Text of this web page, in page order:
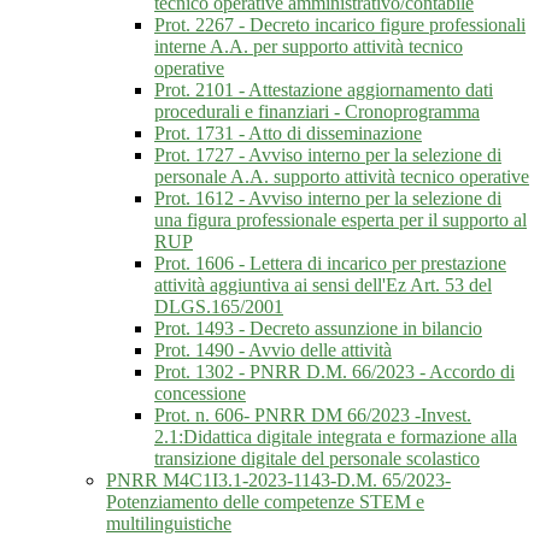
Prot. 2267 - Decreto incarico figure professionali
interne A.A. per supporto attività tecnico
operative
Prot. 2101 - Attestazione aggiornamento dati
procedurali e finanziari - Cronoprogramma
Prot. 1731 - Atto di disseminazione
Prot. 1727 - Avviso interno per la selezione di
personale A.A. supporto attività tecnico operative
Prot. 1612 - Avviso interno per la selezione di
una figura professionale esperta per il supporto al
RUP
Prot. 1606 - Lettera di incarico per prestazione
attività aggiuntiva ai sensi dell'Ez Art. 53 del
DLGS.165/2001
Prot. 1493 - Decreto assunzione in bilancio
Prot. 1490 - Avvio delle attività
Prot. 1302 - PNRR D.M. 66/2023 - Accordo di
concessione
Prot. n. 606- PNRR DM 66/2023 -Invest.
2.1:Didattica digitale integrata e formazione alla
transizione digitale del personale scolastico
PNRR M4C1I3.1-2023-1143-D.M. 65/2023-
Potenziamento delle competenze STEM e
multilinguistiche